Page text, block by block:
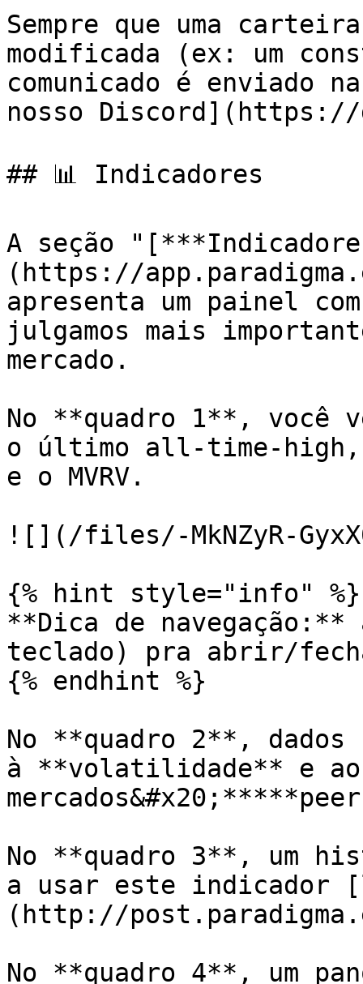
Sempre que uma
modificada (ex: um
comunicado é enviado
nosso Discord](https://
## 📊 Indicadores
A seção
(https://
apresenta um painel
julgamos mais
mercado.
No **quadro 1**, você
o último all-time-high,
e o MVRV.
![](/files/-MkNZyR-
{% hint style="info" %}
**Dica de
teclado) pra abrir/
{% endhint %}
No **quadro 2**,
à **volatilidade** e ao
No **quadro 3**, um
a usar este indicador
(http://
No **quadro 4**, um